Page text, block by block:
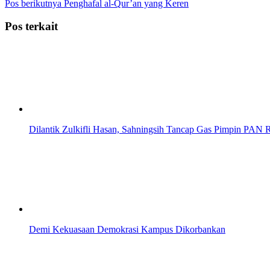
Pos berikutnya Penghafal al-Qur’an yang Keren
Pos terkait
Dilantik Zulkifli Hasan, Sahningsih Tancap Gas Pimpin PAN
Demi Kekuasaan Demokrasi Kampus Dikorbankan